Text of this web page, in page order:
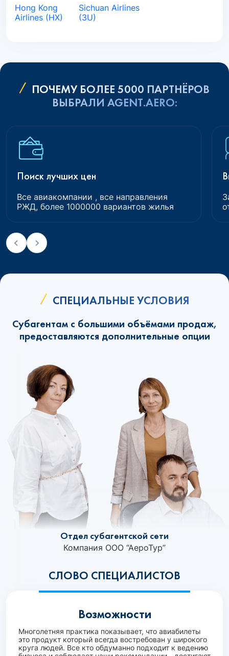
Hong Kong
Airlines (HX)
Sichuan Airlines
(3U)
ПОЧЕМУ БОЛЕЕ 5000 ПАРТНЁРОВ
ВЫБРАЛИ AGENT.AERO:
Поиск лучших цен
Все авиакомпании , все направления
РЖД, более 1000000 вариантов жилья
СПЕЦИАЛЬНЫЕ УСЛОВИЯ
Субагентам с большими объёмами продаж,
предоставляются дополнительные опции
СЛОВО СПЕЦИАЛИСТОВ
Отдел субагентской сети
Компания ООО “АероТур”
Возможности
Многолетняя практика показывает, что авиабилеты
это продукт который всегда востребован у широкого
круга людей. Все кто обдуманно подходит к ведению